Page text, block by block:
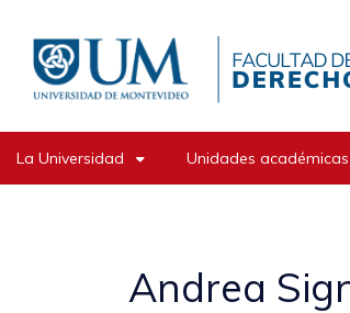
contenido
principal
La Universidad Unidades académicas
Andrea